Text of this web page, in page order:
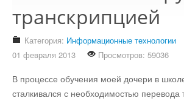
Детям
Информационные технологии
Авто
транскрипцией
Категория: Информационные технологии
01 февраля 2013
Просмотров: 59036
В процессе обучения моей дочери в
сталкивался с необходимостью перевода